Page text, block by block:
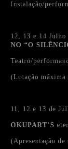
Instalação/
12, 13 e 14
NO “O
Teatro/
(Lotação máxima
11, 12 e 13 de
OKUPART’S
(Apresentação de